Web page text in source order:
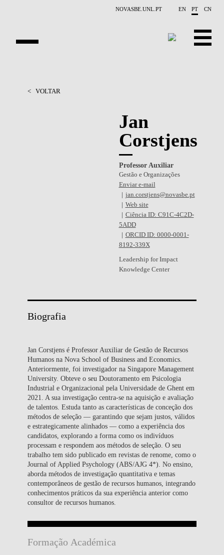
NOVASBE.UNL.PT EN PT CN
< VOLTAR
Jan
Corstjens
Professor Auxiliar
Gestão e Organizações
Enviar e-mail
jan.corstjens@novasbe.pt
Web site
Ciência ID: C91C-4C2D-
5ADD
ORCID ID: 0000-0001-
8192-339X
Leadership for Impact
Knowledge Center
Biografia
Jan Corstjens é Professor Auxiliar de Gestão de Recursos
Humanos na Nova School of Business and Economics.
Anteriormente, foi investigador na Singapore Management
University. Obteve o seu Doutoramento em Psicologia
Industrial e Organizacional pela Universidade de Ghent em
2021. A sua investigação centra-se na aquisição e avaliação
de talentos. Estuda tanto as características de conceção dos
métodos de seleção — garantindo que sejam justos, válidos
e estrategicamente alinhados — como a experiência dos
candidatos, explorando a forma como os indivíduos
processam e respondem aos métodos de seleção. O seu
trabalho tem sido publicado em revistas de renome, como o
Journal of Applied Psychology (ABS/AJG 4*). No ensino,
aborda métodos de investigação quantitativa e temas
contemporâneos de gestão de recursos humanos, integrando
conhecimentos práticos da sua experiência anterior como
consultor de recursos humanos.
Formação Académica